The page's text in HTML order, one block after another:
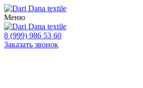
Меню
8 (999) 986 53 60
Заказать звонок